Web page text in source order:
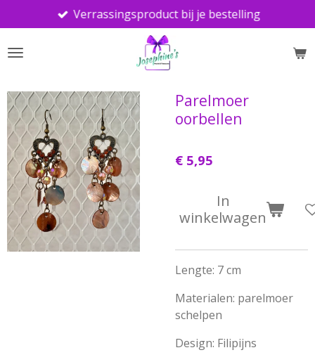
direct
naar
Verrassingsproduct bij je bestelling
Parelmoer
oorbellen
€ 5,95
In
winkelwagen
Lengte: 7 cm
Materialen: parelmoer
schelpen
Design: Filipijns